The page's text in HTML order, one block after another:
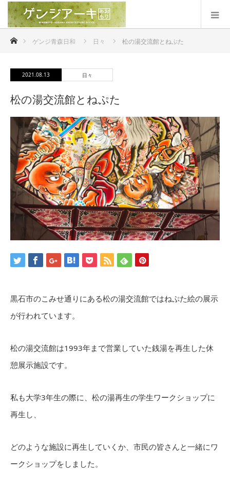
ホームゲンジ青森日和 日々 松の湯交流館とねぷた
2021.08.13 日々
松の湯交流館とねぷた
黒石市のこみせ通りにある松の湯交流館ではねぷた絵の展示
が行われています。
松の湯交流館は1993年まで営業していた銭湯を再生した休
憩展示施設です。
私も大学3年生の際に、松の湯再生の学生ワークショップに
再生し、
どのような施設に再生していくか、市民の皆さんと一緒にワ
ークショップをしました。